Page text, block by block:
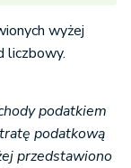
wyżej
liczbowy.
podatkiem
podatkową
przedstawiono